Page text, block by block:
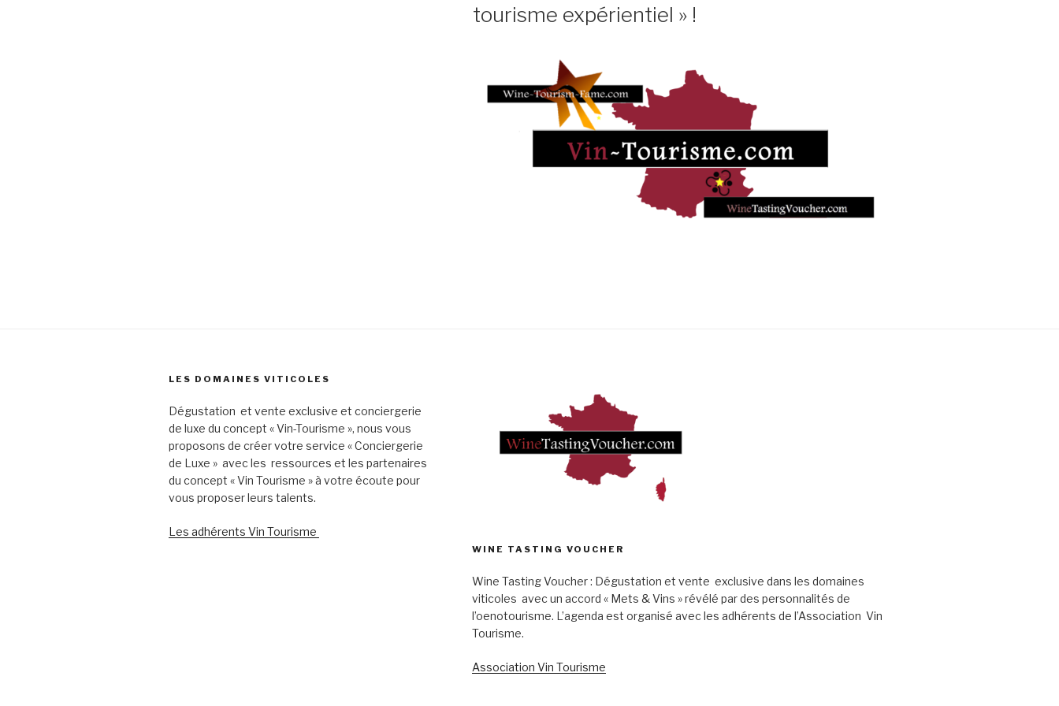
tourisme expérientiel » !
LES DOMAINES VITICOLES
Dégustation et vente exclusive et conciergerie
de luxe du concept « Vin-Tourisme », nous vous
proposons de créer votre service « Conciergerie
de Luxe » avec les ressources et les partenaires
du concept « Vin Tourisme » à votre écoute pour
vous proposer leurs talents.
Les adhérents Vin Tourisme
WINE TASTING VOUCHER
Wine Tasting Voucher : Dégustation et vente exclusive dans les domaines
viticoles avec un accord « Mets & Vins » révélé par des personnalités de
l’oenotourisme. L’agenda est organisé avec les adhérents de l’Association Vin
Tourisme.
Association Vin Tourisme